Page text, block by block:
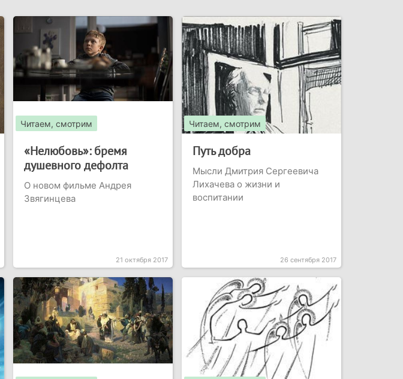
Читаем, смотрим
«Нелюбовь»: бремя
душевного дефолта
О новом фильме Андрея
Звягинцева
21 октября 2017
Читаем, смотрим
Путь добра
Мысли Дмитрия Сергеевича
Лихачева о жизни и
воспитании
26 сентября 2017